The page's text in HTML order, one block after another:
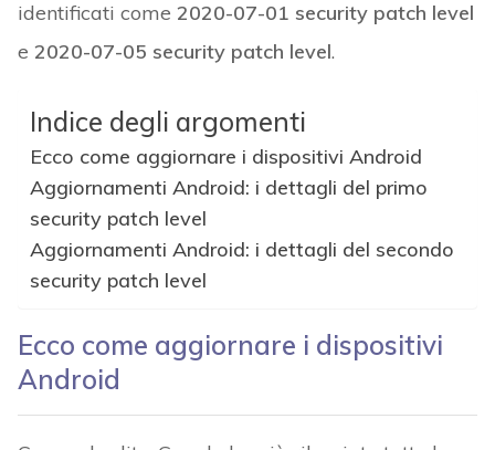
identificati come 2020-07-01 security patch level
e 2020-07-05 security patch level.
Indice degli argomenti
Ecco come aggiornare i dispositivi Android
Aggiornamenti Android: i dettagli del primo
security patch level
Aggiornamenti Android: i dettagli del secondo
security patch level
Ecco come aggiornare i dispositivi
Android